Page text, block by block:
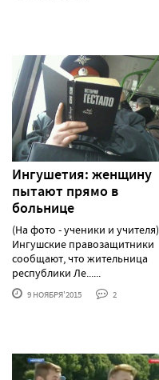
Ингушетия: женщину
пытают прямо в
больнице
(На фото - ученики и учителя)
Ингушские правозащитники
сообщают, что жительница
республики Ле......
9 НОЯБРЯ'2015 2